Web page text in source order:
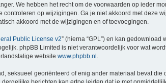
We hebben het recht om de voorwaarden op ieder
op wijzigingen. Ga je niet akkoord met deze
akkoord met de wijzigingen en of toevoegingen.
Public License v2” (hierna “GPL”) en kan gedownload
phpBB Limited is niet verantwoordelijk voor wat
website www.phpbb.nl
seksueel georiënteerd of enig ander materiaal bevat